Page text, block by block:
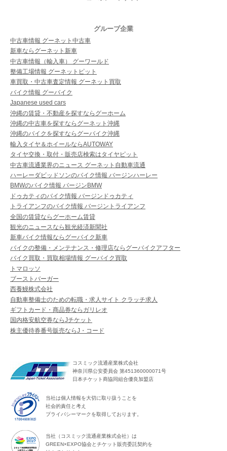
グループ企業
中古車情報 グーネット中古車
新車ならグーネット新車
中古車情報（輸入車） グーワールド
整備工場情報 グーネットピット
車買取・中古車査定情報 グーネット買取
バイク情報 グーバイク
Japanese used cars
沖縄の賃貸・不動産を探すならグーホーム
沖縄の中古車を探すならグーネット沖縄
沖縄のバイクを探すならグーバイク沖縄
輸入タイヤ＆ホイールならAUTOWAY
タイヤ交換・取付・販売店検索はタイヤピット
中古車流通業界のニュース グーネット自動車流通
ハーレーダビッドソンのバイク情報 バージンハーレー
BMWのバイク情報 バージンBMW
ドゥカティのバイク情報 バージンドゥカティ
トライアンフのバイク情報 バージントライアンフ
全国の賃貸ならグーホーム賃貸
観光のニュースなら観光経済新聞社
新車バイク情報ならグーバイク新車
バイクの整備・メンテナンス・修理店ならグーバイクアフター
バイク買取・買取相場情報 グーバイク買取
トマロッソ
ブーストバーガー
西養鰻株式会社
自動車整備士のための転職・求人サイト クラッチ求人
ギフトカード・商品券ならガリレオ
国内格安航空券ならJチケット
株主優待券番号販売ならJ・コード
コスミック流通産業株式会社
神奈川県公安委員会 第451360000071号
日本チケット商協同組合優良加盟店
当社は個人情報を大切に取り扱うことを
社会的責任と考え
プライバシーマークを取得しております。
当社（コスミック流通産業株式会社）は
GREEN×EXPO協会とチケット販売委託契約を